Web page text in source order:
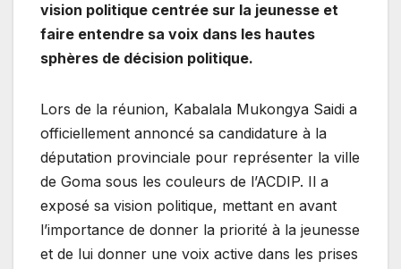
vision politique centrée sur la jeunesse et
faire entendre sa voix dans les hautes
sphères de décision politique.
Lors de la réunion, Kabalala Mukongya Saidi a
officiellement annoncé sa candidature à la
députation provinciale pour représenter la ville
de Goma sous les couleurs de l’ACDIP. Il a
exposé sa vision politique, mettant en avant
l’importance de donner la priorité à la jeunesse
et de lui donner une voix active dans les prises